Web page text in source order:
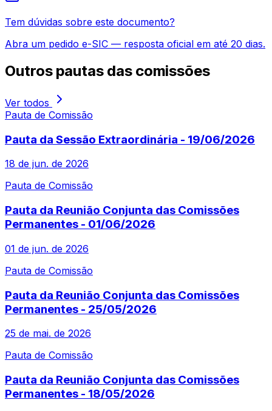
Tem dúvidas sobre este documento?
Abra um pedido e-SIC — resposta oficial em até 20 dias.
Outros pautas das comissões
Ver todos
Pauta de Comissão
Pauta da Sessão Extraordinária - 19/06/2026
18 de jun. de 2026
Pauta de Comissão
Pauta da Reunião Conjunta das Comissões
Permanentes - 01/06/2026
01 de jun. de 2026
Pauta de Comissão
Pauta da Reunião Conjunta das Comissões
Permanentes - 25/05/2026
25 de mai. de 2026
Pauta de Comissão
Pauta da Reunião Conjunta das Comissões
Permanentes - 18/05/2026